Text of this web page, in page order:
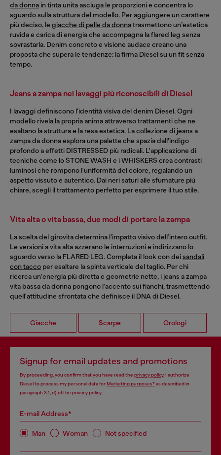
da donna in tinta unita asciuga le proporzioni e concentra lo
sguardo sulla struttura del modello. Per aggiungere un carattere
più deciso, le giacche di pelle da donnatrasmettono un’estetica
ruvida e carica di energia che accompagna la flared leg senza
sovrastarla. Denim concreto e visione audace creano una
proposta che supera le tendenze: la firma Diesel su un fit senza
tempo.
Jeans a zampa nei lavaggi più riconoscibili di Diesel
I lavaggi definiscono l'identità visiva del denim Diesel. Ogni
modello rivela la propria anima attraverso trattamenti che ne
esaltano la struttura e la resa estetica. La collezione di jeans a
zampa da donna esplora una palette che spazia dall'indigo
profondo a effetti DISTRESSED più radicali. L'applicazione di
tecniche come lo STONE WASH e i WHISKERS crea contrasti
luminosi che rompono l'uniformità del colore, regalando un
aspetto vissuto e autentico. Dai neri saturi alle sfumature più
chiare, scegli il trattamento perfetto per esprimere il tuo stile.
Vita alta o vita bassa, due modi di portare la zampa
La scelta del girovita determina l’impatto visivo dell’intero outfit.
Le versioni a vita alta azzerano le interruzioni e indirizzano lo
sguardo verso la FLARED LEG. Completa il look con deisandali
con tacco per esaltare la spinta verticale del taglio. Per chi
ricerca un'energia più diretta e geometrie nette, i jeans a zampa
vita bassa da donna pongono l'accento sui fianchi, trasmettendo
quell'attitudine sfrontata che definisce il DNA di Diesel.
Giacche Scarpe Orologi
Signup for email updates and promotions
By proceeding, you confirm that you have read the privacy policy, I authorize
Diesel to process my personal data forMarketing purposes*as described in
paragraph 3.1, d) of the privacy policy.
E-mail Address*
Man Woman Not specified